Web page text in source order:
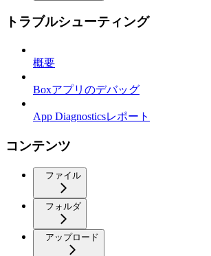
トラブルシューティング
概要
Boxアプリのデバッグ
App Diagnosticsレポート
コンテンツ
ファイル
フォルダ
アップロード